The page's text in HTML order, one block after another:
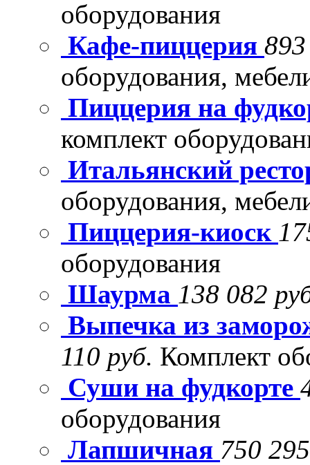
оборудования
Кафе-пиццерия
оборудования,
Пиццерия на
комплект
Итальянский
оборудования,
Пиццерия-киоск
оборудования
Шаурма 138 082
Выпечка из
110 руб. Комплект
Суши на фудкорте
оборудования
Лапшичная 750